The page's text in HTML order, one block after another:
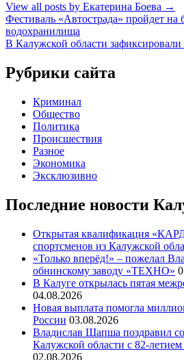
View all posts by Екатерина Боева →
Навигация
по
Фестиваль «Автострада» пройдет на
водохранилища
В Калужской области зафиксировали
Рубрики сайта
Криминал
Общество
Политика
Происшествия
Разное
Экономика
Эксклюзивно
Последние новости
Открытая квалификация
спортсменов из Калужской
«Только вперёд!» – пожелал
обнинскому заводу «ТЕХНО»
В Калуге открылась пятая
04.08.2026
Новая выплата помогла
России 03.08.2026
Владислав Шапша поздравил
Калужской области с 82-летием
02.08.2026